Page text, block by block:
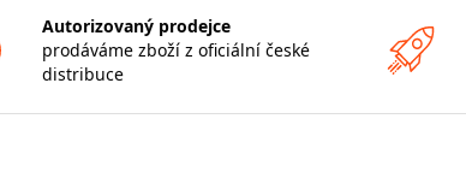
Autorizovaný prodejce
prodáváme zboží z oficiální české
distribuce